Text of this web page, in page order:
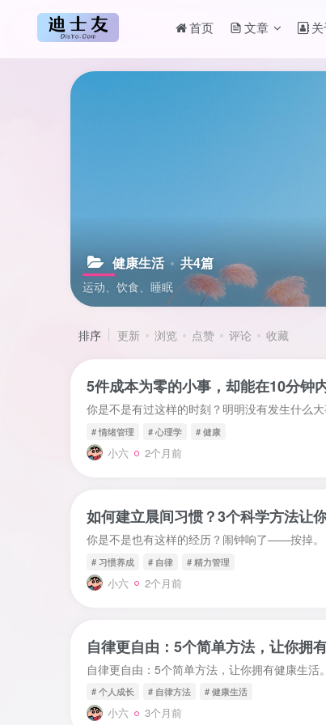
首页 文章
健康生活 共4篇
运动、饮食、睡眠
排序 更新 浏览 点赞 评论 收藏
5件成本为零的小事，却能在10分钟
# 情绪管理 # 心理学 # 健康
小六 2个月前
如何建立晨间习惯？3个科学方法让
# 习惯养成 # 自律 # 精力管理
小六 2个月前
自律更自由：5个简单方法，让你拥
# 个人成长 # 自律方法 # 健康生活
小六 3个月前